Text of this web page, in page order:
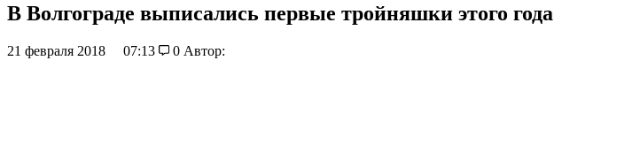
В Волгограде выписались первые тройняшки этого года
21 февраля 2018 07:13 0 Автор: